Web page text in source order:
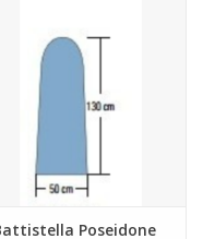
Poseidone